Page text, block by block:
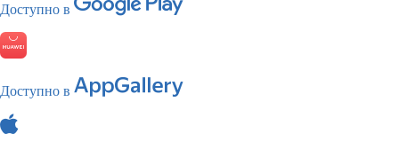
Доступно в
Доступно в